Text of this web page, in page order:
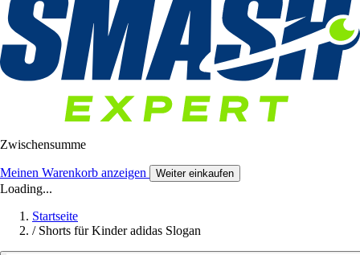
Zwischensumme
Meinen Warenkorb anzeigen Weiter einkaufen
Loading...
Startseite
/ Shorts für Kinder adidas Slogan